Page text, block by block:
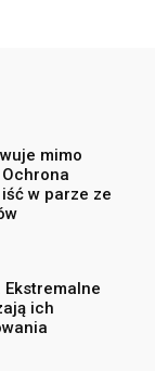
mimo
w parze ze
Ekstremalne
ich